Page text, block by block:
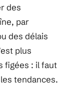
des
par
des délais
plus
figées : il faut
tendances.